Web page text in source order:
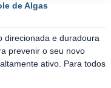
de Algas
direcionada e duradoura
prevenir o seu novo
ativo. Para todos